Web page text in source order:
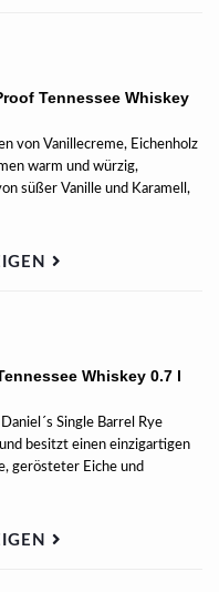
Tennessee Whiskey
von Vanillecreme, Eichenholz
warm und würzig,
süßer Vanille und Karamell,
Whiskey 0.7 l
Single Barrel Rye
besitzt einen einzigartigen
gerösteter Eiche und